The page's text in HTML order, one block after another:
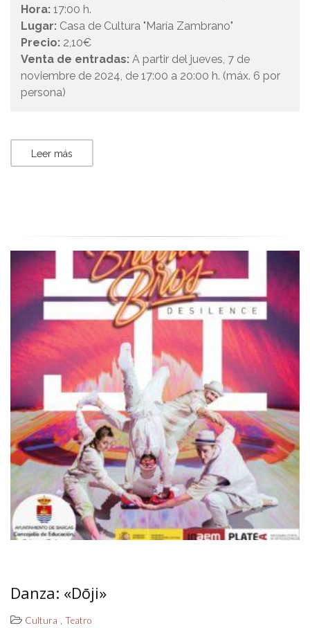
Hora: 17:00 h.
Lugar: Casa de Cultura "María Zambrano"
Precio: 2,10€
Venta de entradas: A partir del jueves, 7 de
noviembre de 2024, de 17:00 a 20:00 h. (máx. 6 por
persona)
Leer más
Danza: «Dōji»
Cultura , Teatro